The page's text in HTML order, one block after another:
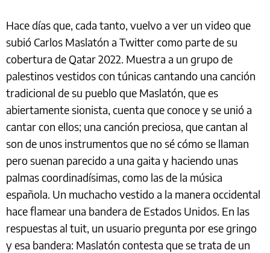
Hace días que, cada tanto, vuelvo a ver un video que
subió Carlos Maslatón a Twitter como parte de su
cobertura de Qatar 2022. Muestra a un grupo de
palestinos vestidos con túnicas cantando una canción
tradicional de su pueblo que Maslatón, que es
abiertamente sionista, cuenta que conoce y se unió a
cantar con ellos; una canción preciosa, que cantan al
son de unos instrumentos que no sé cómo se llaman
pero suenan parecido a una gaita y haciendo unas
palmas coordinadísimas, como las de la música
española. Un muchacho vestido a la manera occidental
hace flamear una bandera de Estados Unidos. En las
respuestas al tuit, un usuario pregunta por ese gringo
y esa bandera: Maslatón contesta que se trata de un